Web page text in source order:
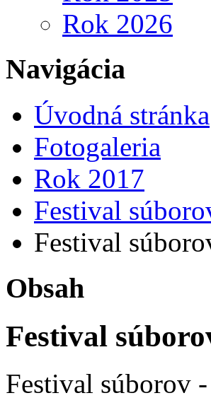
Rok 2026
Navigácia
Úvodná stránka
Fotogaleria
Rok 2017
Festival
Festival
Obsah
Festival
Festival súborov